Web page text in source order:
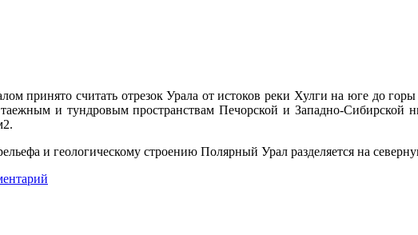
принято считать отрезок Урала от истоков реки Хулги на юге до
и тундровым пространствам Печорской и Западно-Сибирской
и геологическому строению Полярный Урал разделяется на